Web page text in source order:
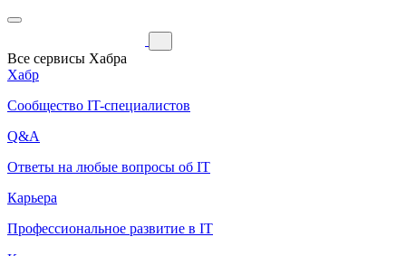
Все сервисы Хабра
Хабр
Сообщество IT-специалистов
Q&A
Ответы на любые вопросы об IT
Карьера
Профессиональное развитие в IT